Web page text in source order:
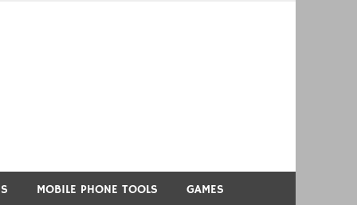
MOBILE PHONE TOOLS GAMES